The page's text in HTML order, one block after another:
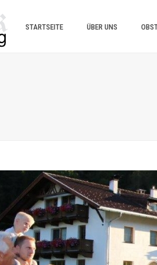
STARTSEITE ÜBER UNS